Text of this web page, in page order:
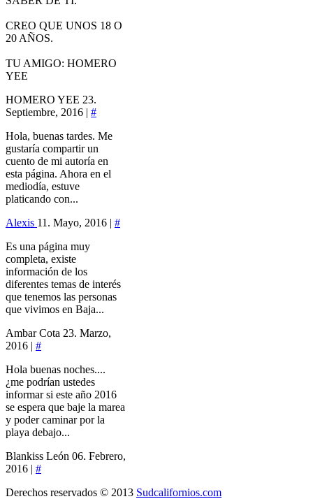
CREO QUE UNOS 18 O
20 AÑOS.
TU AMIGO: HOMERO
YEE
HOMERO YEE 23.
Septiembre, 2016 | #
Hola, buenas tardes. Me
gustaría compartir un
cuento de mi autoría en
esta página. Ahora en el
mediodía, estuve
platicando con...
Alexis 11. Mayo, 2016 | #
Es una página muy
completa, existe
información de los
diferentes temas de interés
que tenemos las personas
que vivimos en Baja...
Ambar Cota 23. Marzo,
2016 | #
Hola buenas noches....
¿me podrían ustedes
informar si este año 2016
se espera que baje la marea
y poder caminar por la
playa debajo...
Blankiss León 06. Febrero,
2016 | #
Derechos reservados © 2013 Sudcalifornios.com